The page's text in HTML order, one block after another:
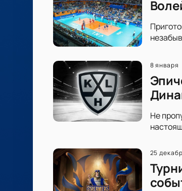
8 января
Не
25